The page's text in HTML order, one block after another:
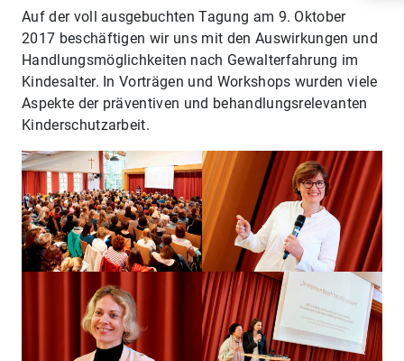
Auf der voll ausgebuchten Tagung am 9. Oktober
2017 beschäftigen wir uns mit den Auswirkungen und
Handlungsmöglichkeiten nach Gewalterfahrung im
Kindesalter. In Vorträgen und Workshops wurden viele
Aspekte der präventiven und behandlungsrelevanten
Kinderschutzarbeit.